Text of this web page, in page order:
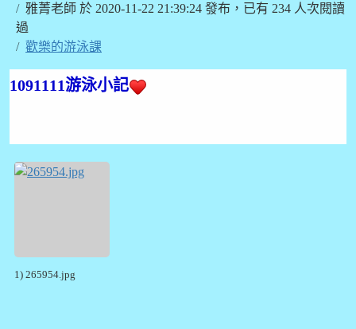
雅菁老師 於 2020-11-22 21:39:24 發布，已有 234 人次閱讀
過
歡樂的游泳課
1091111游泳小記
1) 265954.jpg